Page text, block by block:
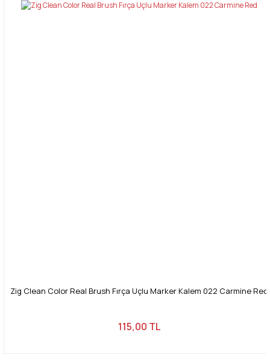
Zig Clean Color Real Brush Fırça Uçlu Marker Kalem 022 Carmine Red
115,00 TL